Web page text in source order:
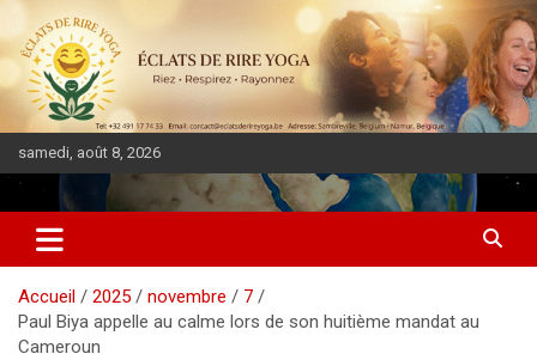
samedi, août 8, 2026
DIASPORA PULSE
Accueil 2025 novembre
7
Paul Biya appelle au calme lors de son huitième mandat au
Cameroun